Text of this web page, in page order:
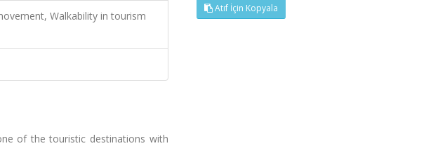
Walkability in tourism
of the touristic destinations with
Atıf İçin Kopyala